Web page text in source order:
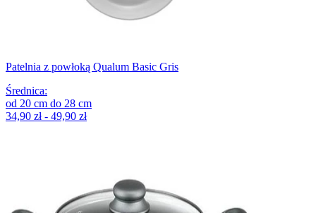
Patelnia z powłoką Qualum Basic Gris
Średnica:
od 20 cm do 28 cm
34,90 zł - 49,90 zł